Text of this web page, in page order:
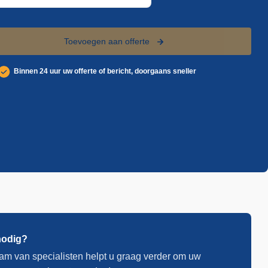
Toevoegen aan offerte
Binnen 24 uur uw offerte of bericht, doorgaans sneller
van specialisten helpt u graag verder om uw